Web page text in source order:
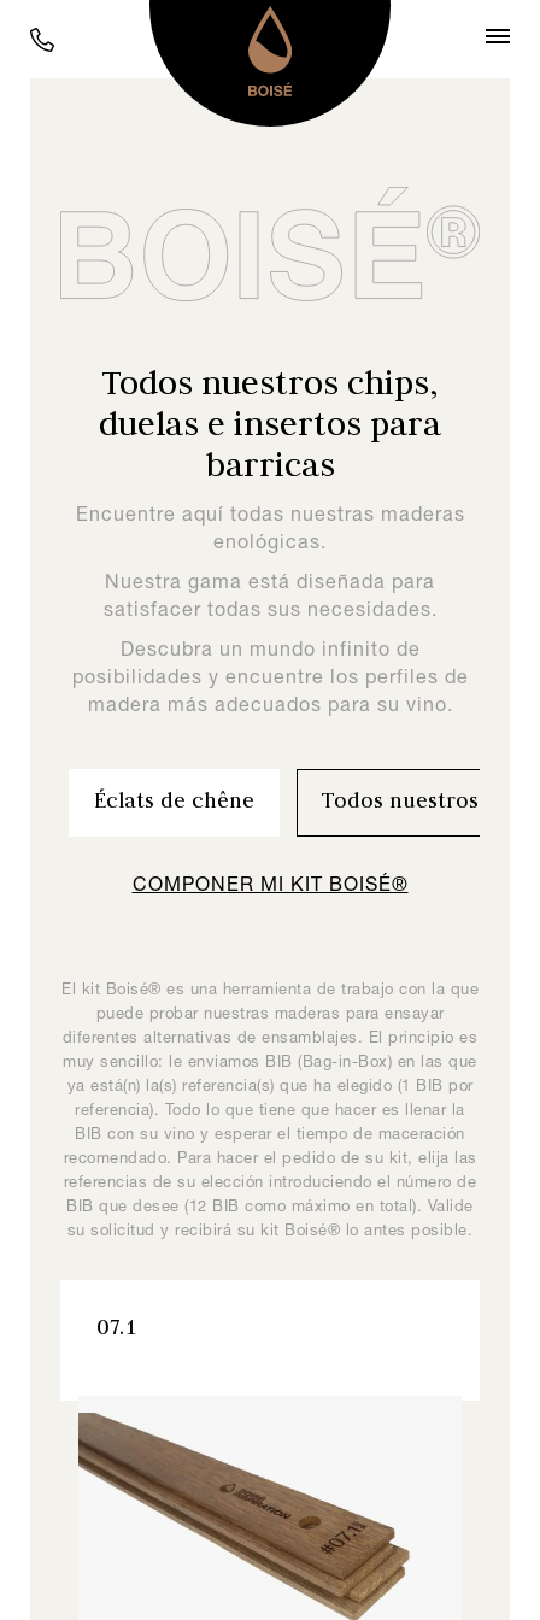
Todos nuestros chips,
duelas e insertos para
barricas
Encuentre aquí todas nuestras maderas
enológicas.
Nuestra gama está diseñada para
satisfacer todas sus necesidades.
Descubra un mundo infinito de
posibilidades y encuentre los perfiles de
madera más adecuados para su vino.
Composer mon
Éclats de chêne Todos nuestros
COMPONER MI KIT BOISÉ®
referencias).
El kit Boisé® es una herramienta de trabajo con la que
puede probar nuestras maderas para ensayar
diferentes alternativas de ensamblajes. El principio es
muy sencillo: le enviamos BIB (Bag-in-Box) en las que
ya está(n) la(s) referencia(s) que ha elegido (1 BIB por
referencia). Todo lo que tiene que hacer es llenar la
BIB con su vino y esperar el tiempo de maceración
recomendado. Para hacer el pedido de su kit, elija las
referencias de su elección introduciendo el número de
BIB que desee (12 BIB como máximo en total). Valide
su solicitud y recibirá su kit Boisé® lo antes posible.
07.1
La gama Boisé® Origine se compone de 12
referencias de chips complementarios y ensamblables
que sirven de base al enólogo para la construcción de
sus perfiles de vinos. Cada chip posee unas
características organolépticas muy específicas que
pueden adaptarse a cada necesidad.
DC170
VER ESTE PRODUCTO
Una solución de encofrado universal, fácil de
implementar, manteniendo la calidad y precisión del
resultado.
Signature Y
Signature, Todos nuestros productos
VER ESTE PRODUCTO
Signature T
Signature, Todos nuestros productos
La gamme Douelles & Inserts à barriques constitue
une gamme de 12 références de copeaux
complémentaires et assemblables servant de base à
l’œnologue dans la construction du profil des vins.
Chaque copeau possède des caractéristiques
organoleptiques très spécifiques, permettant au
vinificateur d’orienter à la fois le profil aromatique et
l’équilibre en bouche.
Inspiration, Todos nuestros productos
Boisé Absolu #M5
Boisé Absolu
Boisé Absolu #M3
Boisé Absolu
Boisé® Spirits es una gama de maderas enológicas
adaptada al mundo de los espirituosos y concebida
como una herramienta de creación para profesionales,
destinada al desarrollo de nuevas bebidas
espirituosas y nuevas recetas de cócteles.